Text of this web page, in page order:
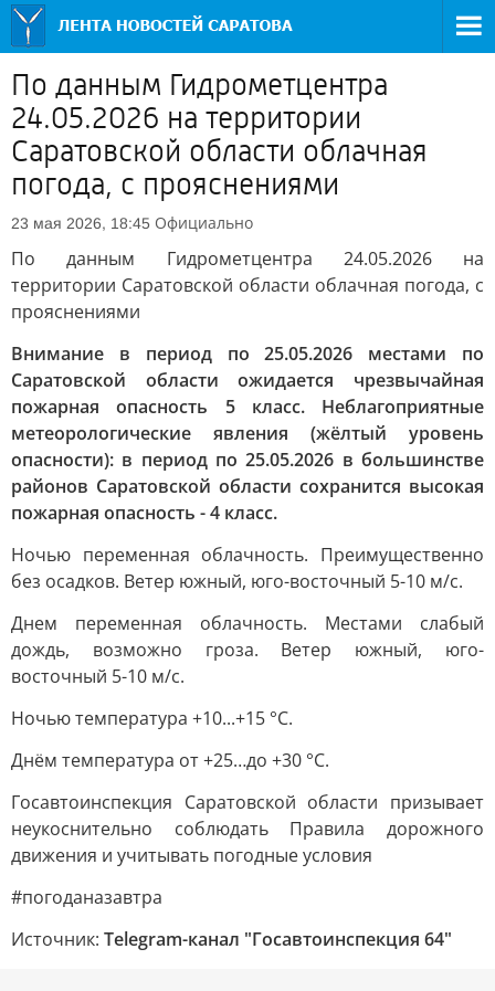
По данным Гидрометцентра
24.05.2026 на территории
Саратовской области облачная
погода, с прояснениями
23 мая 2026, 18:45 Официально
По данным Гидрометцентра 24.05.2026 на
территории Саратовской области облачная погода, с
прояснениями
Внимание в период по 25.05.2026 местами по
Саратовской области ожидается чрезвычайная
пожарная опасность 5 класс. Неблагоприятные
метеорологические явления (жёлтый уровень
опасности): в период по 25.05.2026 в большинстве
районов Саратовской области сохранится высокая
пожарная опасность - 4 класс.
Ночью переменная облачность. Преимущественно
без осадков. Ветер южный, юго-восточный 5-10 м/с.
Днем переменная облачность. Местами слабый
дождь, возможно гроза. Ветер южный, юго-
восточный 5-10 м/с.
Ночью температура +10...+15 °С.
Днём температура от +25…до +30 °С.
Госавтоинспекция Саратовской области призывает
неукоснительно соблюдать Правила дорожного
движения и учитывать погодные условия
#погоданазавтра
Источник: Telegram-канал "Госавтоинспекция 64"